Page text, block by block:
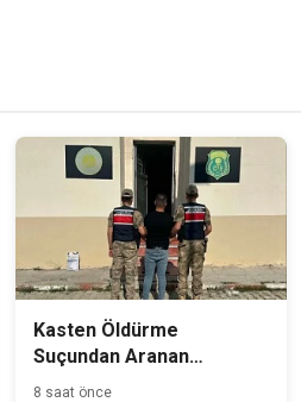
Kasten Öldürme
Suçundan Aranan
Hükümlü Kağızman'da
8 saat önce